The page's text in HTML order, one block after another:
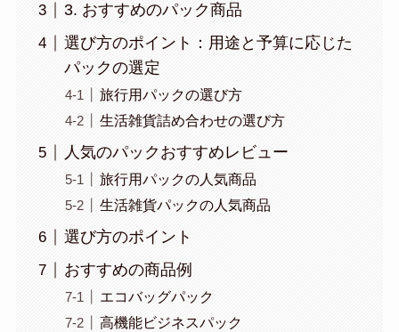
3. おすすめのパック商品
選び方のポイント：用途と予算に応じた
パックの選定
旅行用パックの選び方
生活雑貨詰め合わせの選び方
人気のパックおすすめレビュー
旅行用パックの人気商品
生活雑貨パックの人気商品
選び方のポイント
おすすめの商品例
エコバッグパック
高機能ビジネスパック